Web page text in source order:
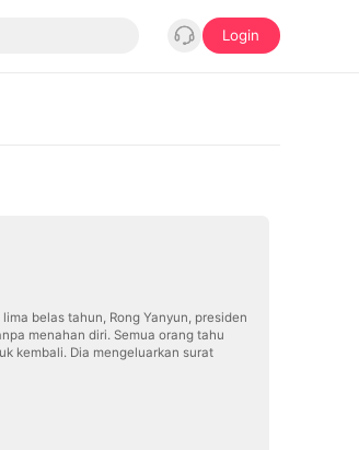
Login
belas tahun, Rong Yanyun, presiden
menahan diri. Semua orang tahu
kembali. Dia mengeluarkan surat